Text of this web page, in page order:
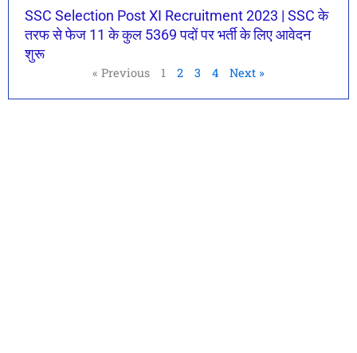
SSC Selection Post XI Recruitment 2023 | SSC के
तरफ से फेज 11 के कुल 5369 पदों पर भर्ती के लिए आवेदन
शुरू
« Previous 1 2 3 4 Next »